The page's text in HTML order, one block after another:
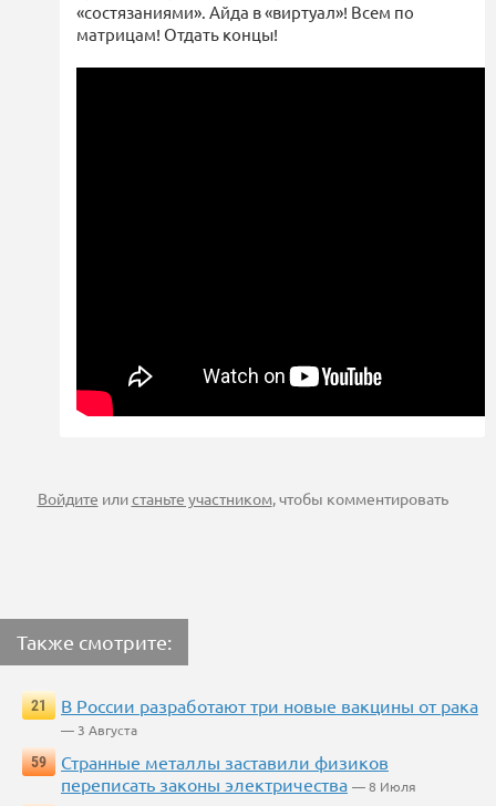
«состязаниями». Айда в «виртуал»! Всем по
матрицам! Отдать концы!
Войдите илистаньте участником, чтобы комментировать
Также смотрите:
21 В России разработают три новые вакцины от рака
— 3 Августа
59
Странные металлы заставили физиков
переписать законы электричества — 8 Июля